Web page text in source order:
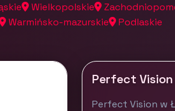
Wielkopolskie
Warmińsko-mazurskie Podlaskie
Perfect Vision
Perfect Vision w